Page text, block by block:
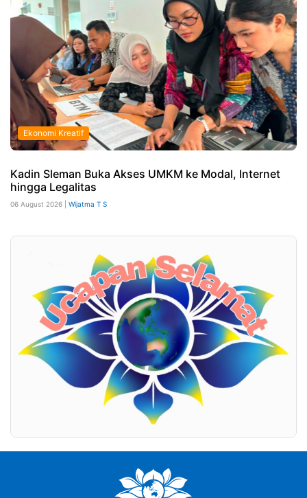
Ekonomi Kreatif
Kadin Sleman Buka Akses UMKM ke Modal, Internet
hingga Legalitas
06 August 2026 | Wijatma T S